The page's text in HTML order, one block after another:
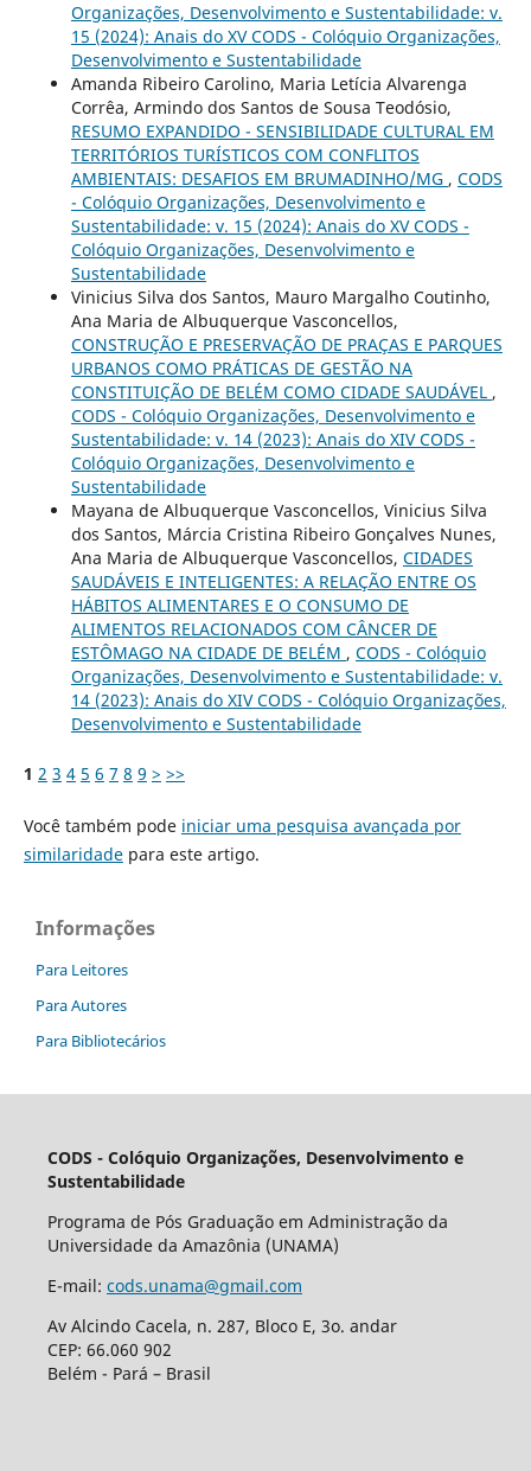
Organizações, Desenvolvimento e Sustentabilidade: v.
15 (2024): Anais do XV CODS - Colóquio Organizações,
Desenvolvimento e Sustentabilidade
Amanda Ribeiro Carolino, Maria Letícia Alvarenga
Corrêa, Armindo dos Santos de Sousa Teodósio,
RESUMO EXPANDIDO - SENSIBILIDADE CULTURAL EM
TERRITÓRIOS TURÍSTICOS COM CONFLITOS
AMBIENTAIS: DESAFIOS EM BRUMADINHO/MG , CODS
- Colóquio Organizações, Desenvolvimento e
Sustentabilidade: v. 15 (2024): Anais do XV CODS -
Colóquio Organizações, Desenvolvimento e
Sustentabilidade
Vinicius Silva dos Santos, Mauro Margalho Coutinho,
Ana Maria de Albuquerque Vasconcellos,
CONSTRUÇÃO E PRESERVAÇÃO DE PRAÇAS E PARQUES
URBANOS COMO PRÁTICAS DE GESTÃO NA
CONSTITUIÇÃO DE BELÉM COMO CIDADE SAUDÁVEL ,
CODS - Colóquio Organizações, Desenvolvimento e
Sustentabilidade: v. 14 (2023): Anais do XIV CODS -
Colóquio Organizações, Desenvolvimento e
Sustentabilidade
Mayana de Albuquerque Vasconcellos, Vinicius Silva
dos Santos, Márcia Cristina Ribeiro Gonçalves Nunes,
Ana Maria de Albuquerque Vasconcellos, CIDADES
SAUDÁVEIS E INTELIGENTES: A RELAÇÃO ENTRE OS
HÁBITOS ALIMENTARES E O CONSUMO DE
ALIMENTOS RELACIONADOS COM CÂNCER DE
ESTÔMAGO NA CIDADE DE BELÉM , CODS - Colóquio
Organizações, Desenvolvimento e Sustentabilidade: v.
14 (2023): Anais do XIV CODS - Colóquio Organizações,
Desenvolvimento e Sustentabilidade
1 2 3 4 5 6 7 8 9 > >>
Você também pode iniciar uma pesquisa avançada por
similaridadepara este artigo.
Informações
Para Leitores
Para Autores
Para Bibliotecários
CODS - Colóquio Organizações, Desenvolvimento e
Sustentabilidade
Programa de Pós Graduação em Administração da
Universidade da Amazônia (UNAMA)
E-mail: cods.unama@gmail.com
Av Alcindo Cacela, n. 287, Bloco E, 3o. andar
CEP: 66.060 902
Belém - Pará – Brasil